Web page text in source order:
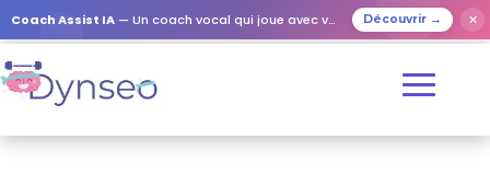
Coach Assist IA — Un coach vocal qui joue avec vos proches Découvrir → ✕